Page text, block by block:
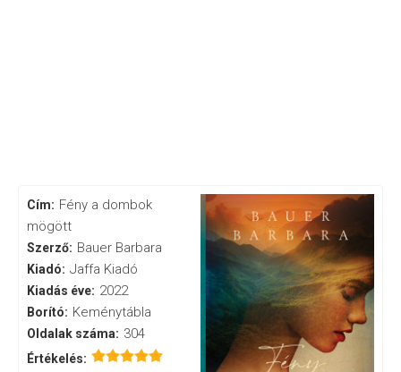
Cím: Fény a dombok
mögött
Szerző: Bauer Barbara
Kiadó: Jaffa Kiadó
Kiadás éve: 2022
Borító: Keménytábla
Oldalak száma: 304
Értékelés: